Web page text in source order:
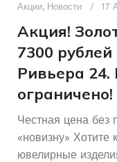
Акции, Новости 17
Акция!
7300
Ривьера 24.
ограничено!
Честная цена без
«новизну» Хотите
ювелирные